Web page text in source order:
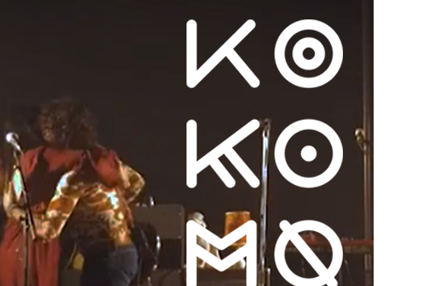
Littératurock !!!